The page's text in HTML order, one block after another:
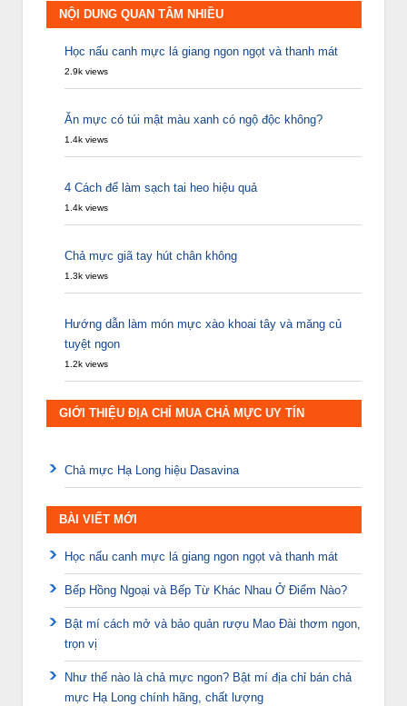
NỘI DUNG QUAN TÂM NHIỀU
Học nấu canh mực lá giang ngon ngọt và thanh mát
2.9k views
Ăn mực có túi mật màu xanh có ngộ độc không?
1.4k views
4 Cách để làm sạch tai heo hiệu quả
1.4k views
Chả mực giã tay hút chân không
1.3k views
Hướng dẫn làm món mực xào khoai tây và măng củ
tuyệt ngon
1.2k views
GIỚI THIỆU ĐỊA CHỈ MUA CHẢ MỰC UY TÍN
Chả mực Hạ Long hiệu Dasavina
BÀI VIẾT MỚI
Học nấu canh mực lá giang ngon ngọt và thanh mát
Bếp Hồng Ngoại và Bếp Từ Khác Nhau Ở Điểm Nào?
Bật mí cách mở và bảo quản rượu Mao Đài thơm ngon,
trọn vị
Như thế nào là chả mực ngon? Bật mí địa chỉ bán chả
mực Hạ Long chính hãng, chất lượng